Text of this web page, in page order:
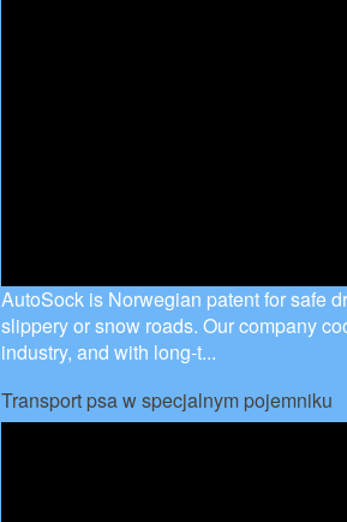
AutoSock is Norwegian patent for safe
slippery or snow roads. Our company
industry, and with long-t...
Transport psa w specjalnym pojemniku